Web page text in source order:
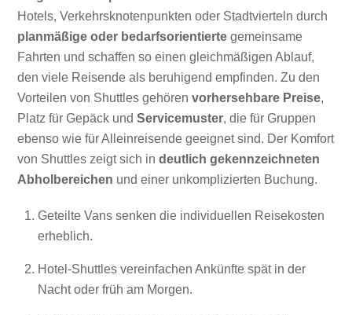
Hotels, Verkehrsknotenpunkten oder Stadtvierteln durch
planmäßige oder bedarfsorientierte gemeinsame
Fahrten und schaffen so einen gleichmäßigen Ablauf,
den viele Reisende als beruhigend empfinden. Zu den
Vorteilen von Shuttles gehörenvorhersehbare Preise,
Platz für Gepäck undServicemuster, die für Gruppen
ebenso wie für Alleinreisende geeignet sind. Der Komfort
von Shuttles zeigt sich indeutlich gekennzeichneten
Abholbereichen und einer unkomplizierten Buchung.
Geteilte Vans senken die individuellen Reisekosten
erheblich.
Hotel-Shuttles vereinfachen Ankünfte spät in der
Nacht oder früh am Morgen.